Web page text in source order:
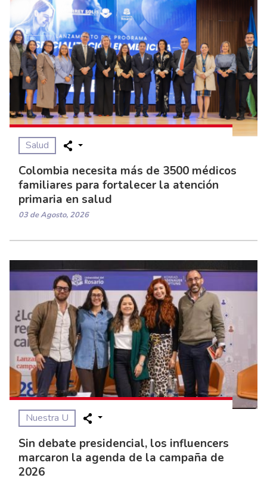
Salud
Colombia necesita más de 3500 médicos
familiares para fortalecer la atención
primaria en salud
03 de Agosto, 2026
Nuestra U
Sin debate presidencial, los influencers
marcaron la agenda de la campaña de
2026